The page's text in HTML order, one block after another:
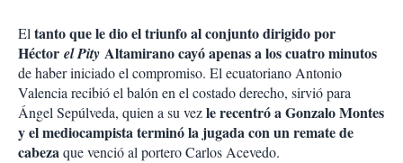
El tanto que le dio el triunfo al conjunto dirigido por
Héctor el Pity Altamirano cayó apenas a los cuatro minutos
de haber iniciado el compromiso. El ecuatoriano Antonio
Valencia recibió el balón en el costado derecho, sirvió para
Ángel Sepúlveda, quien a su vezle recentró a Gonzalo Montes
y el mediocampista terminó la jugada con un remate de
cabezaque venció al portero Carlos Acevedo.